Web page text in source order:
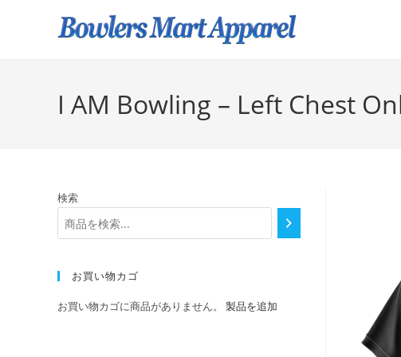
I AM Bowling – Left Chest
検索
お買い物カゴ
お買い物カゴに商品がありません。 製品を追加